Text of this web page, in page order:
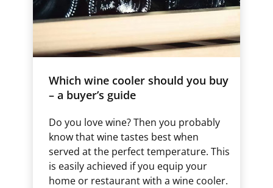
Which wine cooler should you buy
– a buyer’s guide
Do you love wine? Then you probably
know that wine tastes best when
served at the perfect temperature. This
is easily achieved if you equip your
home or restaurant with a wine cooler.